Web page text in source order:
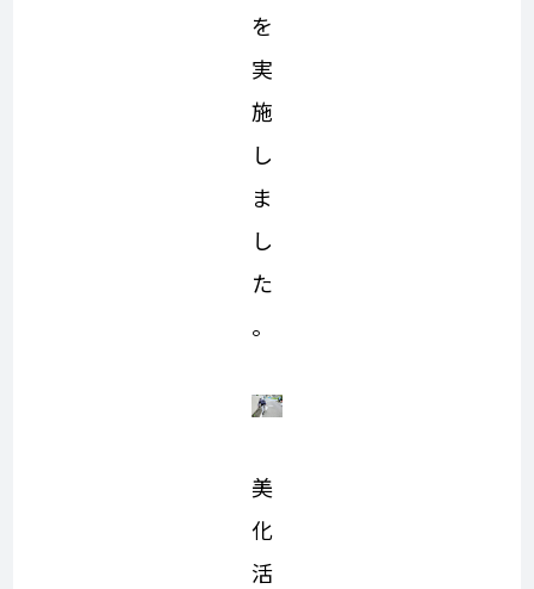
を
実
施
し
ま
し
た
。
美
化
活